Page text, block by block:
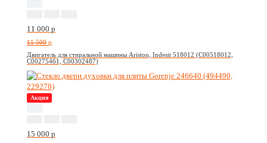
11 000 p
11 500 p
Двигатель для стиральной машины Ariston, Indesit 518012 (C00518012,
C00275461, C00302487)
Акция
15 000 p